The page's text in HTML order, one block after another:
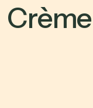
Crème